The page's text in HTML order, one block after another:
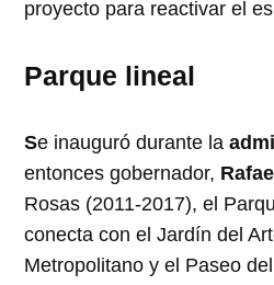
proyecto para reactivar el
Parque lineal
Se inauguró durante la
entonces gobernador,
Rosas (2011-2017), el
conecta con el Jardín del
Metropolitano y el Paseo